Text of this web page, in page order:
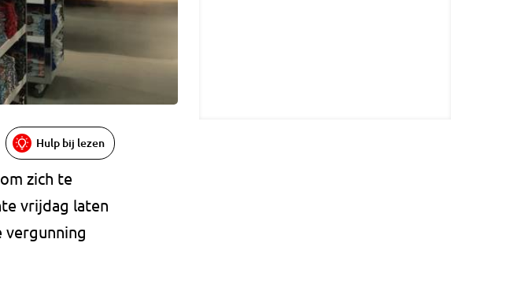
Hulp bij lezen
zich te
vrijdag laten
vergunning